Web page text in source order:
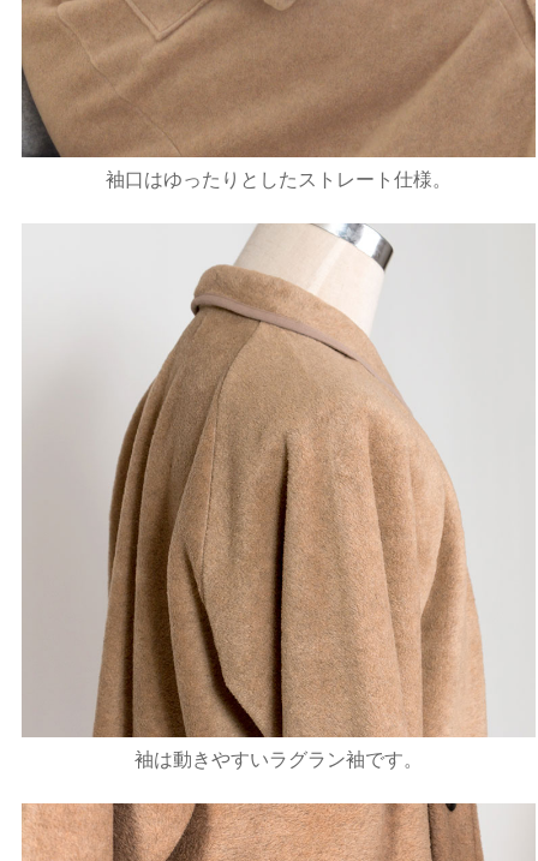
袖口はゆったりとしたストレート仕様。
袖は動きやすいラグラン袖です。